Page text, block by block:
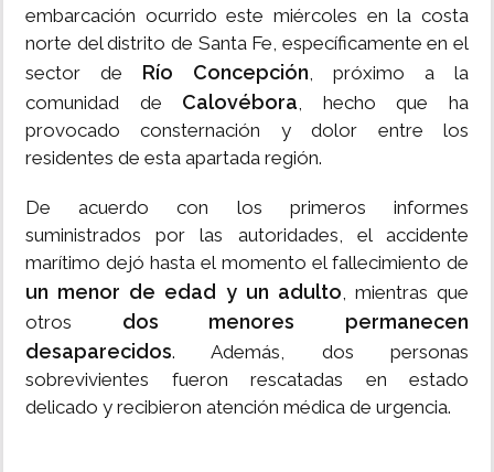
embarcación ocurrido este miércoles en la costa
norte del distrito de Santa Fe, específicamente en el
sector de Río Concepción, próximo a la
comunidad de Calovébora, hecho que ha
provocado consternación y dolor entre los
residentes de esta apartada región.
De acuerdo con los primeros informes
suministrados por las autoridades, el accidente
marítimo dejó hasta el momento el fallecimiento de
un menor de edad y un adulto, mientras que
otros dos menores permanecen
desaparecidos. Además, dos personas
sobrevivientes fueron rescatadas en estado
delicado y recibieron atención médica de urgencia.